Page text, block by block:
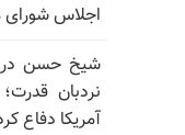
اجلاس
شیخ حسن در
نردبان
آمریکا دفاع